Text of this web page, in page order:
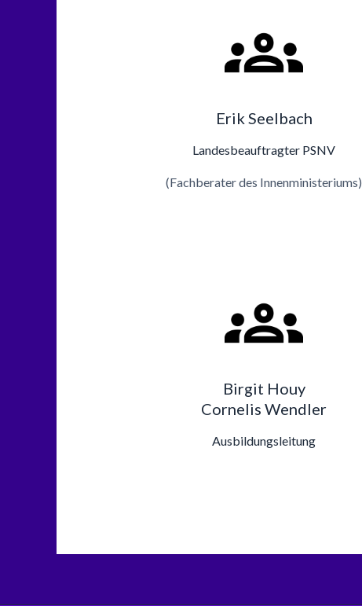
Erik Seelbach
Landesbeauftragter PSNV
(Fachberater des Innenministeriums)
Birgit Houy
Cornelis Wendler
Ausbildungsleitung